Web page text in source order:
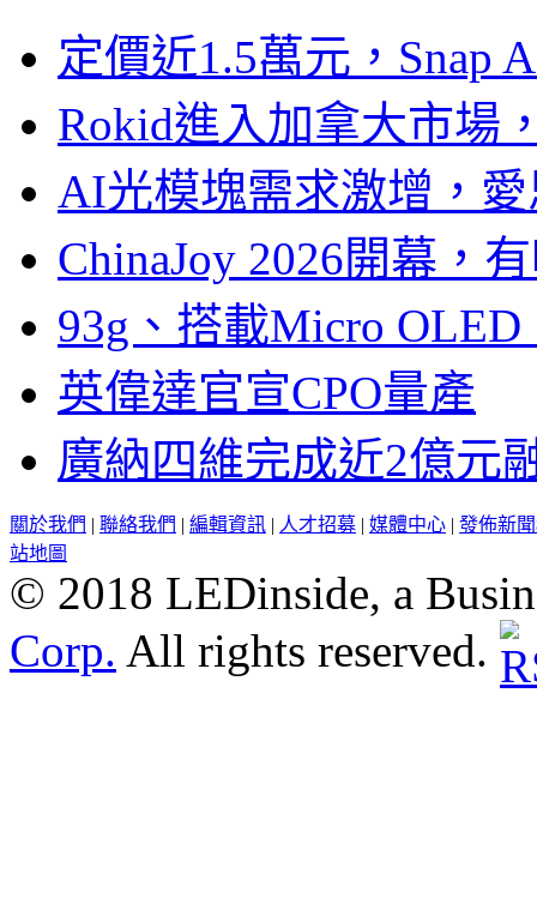
定價近1.5萬元，Snap
Rokid進入加拿大市場
AI光模塊需求激增，
ChinaJoy 2026開幕，
93g、搭載Micro
英偉達官宣CPO量產
廣納四維完成近2億元
關於我們 | 聯絡我們 | 編輯資訊 | 人才招募 | 媒體中心 | 發佈新
站地圖
© 2018 LEDinside, a
Corp. All rights reserved.